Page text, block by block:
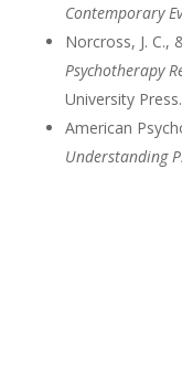
Contemporary
Norcross, J. C.,
Psychotherapy
University Press.
American
Understanding